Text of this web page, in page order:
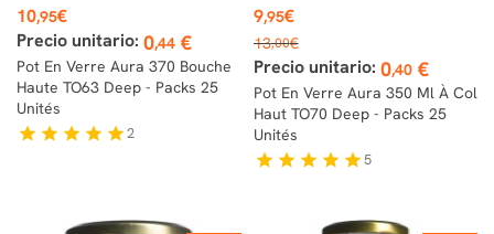
Prix
10,95€
Precio unitario: 0,44 €
Pot En Verre Aura 370 Bouche
Haute TO63 Deep - Packs 25
Unités
star star star star star2
Prix
9,95€
Prix
de
base
13,00€
Precio unitario: 0,40€
Pot En Verre Aura 350 Ml À Col
Haut TO70 Deep - Packs 25
Unités
star star star star star5